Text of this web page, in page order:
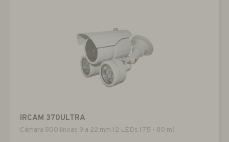
IRCAM 370ULTRA
Cámara 800 líneas 9 a 22 mm 12 LEDs (75 - 80 m)